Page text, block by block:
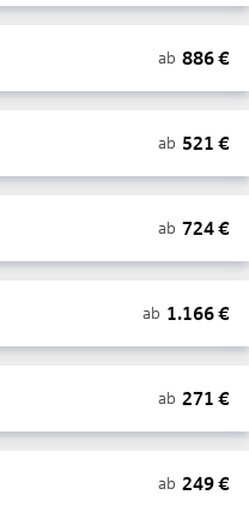
ab 886€
ab 521 €
ab 724€
ab 1.166€
ab 271 €
ab 249€